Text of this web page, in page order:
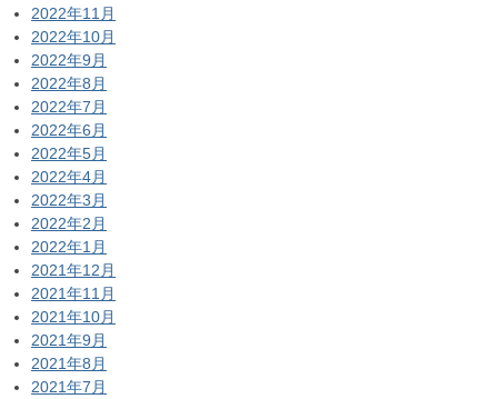
2022年11月
2022年10月
2022年9月
2022年8月
2022年7月
2022年6月
2022年5月
2022年4月
2022年3月
2022年2月
2022年1月
2021年12月
2021年11月
2021年10月
2021年9月
2021年8月
2021年7月